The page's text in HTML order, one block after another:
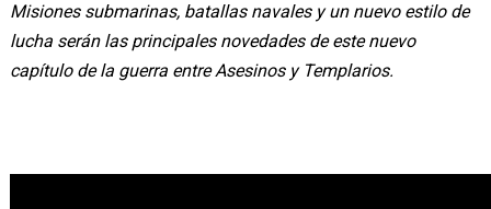
Misiones submarinas, batallas navales y un nuevo estilo de
lucha serán las principales novedades de este nuevo
capítulo de la guerra entre Asesinos y Templarios.